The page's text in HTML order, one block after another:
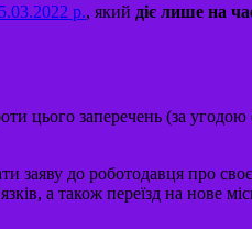
р., який діє лише на
цього заперечень (за угодою
заяву до роботодавця про
а також переїзд на нове